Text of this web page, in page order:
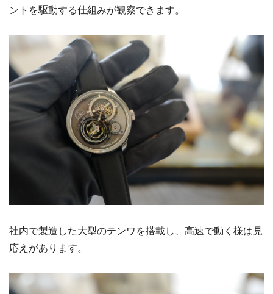
ントを駆動する仕組みが観察できます。
社内で製造した大型のテンワを搭載し、高速で動く様は見
応えがあります。